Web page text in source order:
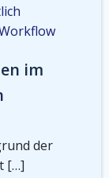
im
der
[…]